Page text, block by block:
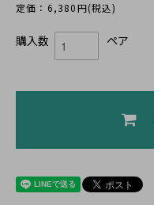
定価：6,380円(税込)
購入数 ペア